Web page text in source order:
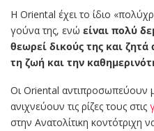
Η Oriental έχει το ίδιο
γούνα της, ενώ είναι πολύ
θεωρεί δικούς της και
τη ζωή και την
Οι Oriental αντιπροσωπεύουν
ανιχνεύουν τις ρίζες τους στις
στην Ανατολίτικη κοντότριχη